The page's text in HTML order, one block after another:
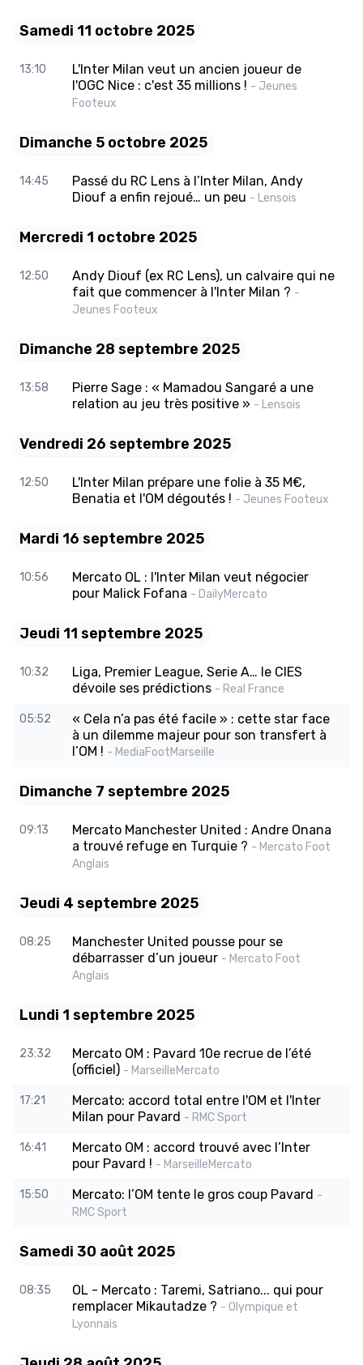
Samedi 11 octobre 2025
13:10
L'Inter Milan veut un ancien joueur de
l'OGC Nice : c'est 35 millions ! - Jeunes
Footeux
Dimanche 5 octobre 2025
14:45
Passé du RC Lens à l’Inter Milan, Andy
Diouf a enfin rejoué… un peu - Lensois
Mercredi 1 octobre 2025
12:50
Andy Diouf (ex RC Lens), un calvaire qui ne
fait que commencer à l'Inter Milan ? -
Jeunes Footeux
Dimanche 28 septembre 2025
13:58
Pierre Sage : « Mamadou Sangaré a une
relation au jeu très positive » - Lensois
Vendredi 26 septembre 2025
12:50
L'Inter Milan prépare une folie à 35 M€,
Benatia et l'OM dégoutés ! - Jeunes Footeux
Mardi 16 septembre 2025
10:56
Mercato OL : l'Inter Milan veut négocier
pour Malick Fofana - DailyMercato
Jeudi 11 septembre 2025
10:32
Liga, Premier League, Serie A… le CIES
dévoile ses prédictions - Real France
05:52
« Cela n’a pas été facile » : cette star face
à un dilemme majeur pour son transfert à
l’OM ! - MediaFootMarseille
Dimanche 7 septembre 2025
09:13
Mercato Manchester United : Andre Onana
a trouvé refuge en Turquie ? - Mercato Foot
Anglais
Jeudi 4 septembre 2025
08:25
Manchester United pousse pour se
débarrasser d’un joueur - Mercato Foot
Anglais
Lundi 1 septembre 2025
23:32
Mercato OM : Pavard 10e recrue de l’été
(officiel) - MarseilleMercato
17:21
Mercato: accord total entre l'OM et l'Inter
Milan pour Pavard - RMC Sport
16:41
Mercato OM : accord trouvé avec l’Inter
pour Pavard ! - MarseilleMercato
15:50 Mercato: l’OM tente le gros coup Pavard -
RMC Sport
Samedi 30 août 2025
08:35
OL - Mercato : Taremi, Satriano... qui pour
remplacer Mikautadze ? - Olympique et
Lyonnais